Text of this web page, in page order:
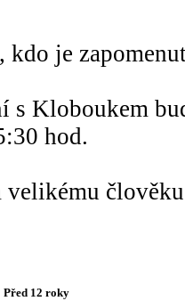
kdo je
s Kloboukem
hod.
Před 12 roky